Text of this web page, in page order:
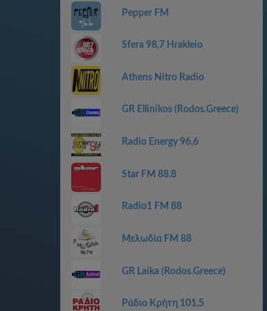
Pepper FM
Sfera 98,7 Hrakleio
Athens Nitro Radio
GR Ellinikos (Rodos.Greece)
Radio Energy 96,6
Star FM 88.8
Radio1 FM 88
Μελωδία FM 88
GR Laika (Rodos.Greece)
Ράδιο Κρήτη 101,5